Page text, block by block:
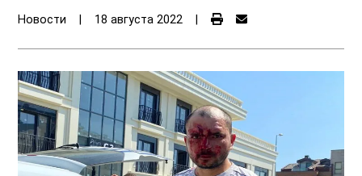
Новости 18 августа 2022